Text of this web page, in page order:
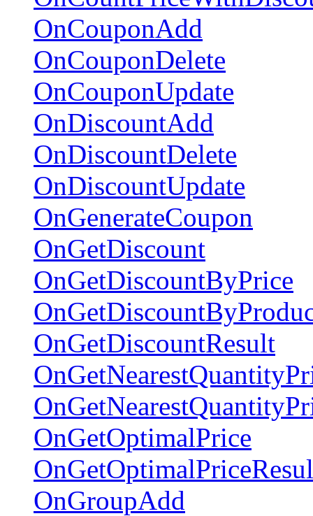
OnCouponAdd
OnCouponDelete
OnCouponUpdate
OnDiscountAdd
OnDiscountDelete
OnDiscountUpdate
OnGenerateCoupon
OnGetDiscount
OnGetDiscountByPrice
OnGetDiscountResult
OnGetOptimalPrice
OnGroupAdd